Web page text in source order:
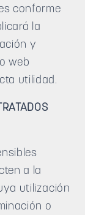
conforme
la
y
web
utilidad.
a la
utilización
o